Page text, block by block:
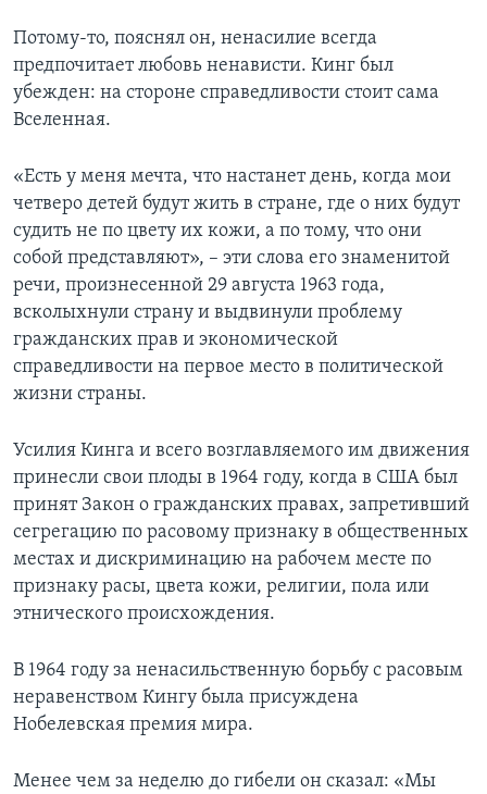
Потому-то, пояснял он, ненасилие всегда
предпочитает любовь ненависти. Кинг был
убежден: на стороне справедливости стоит сама
Вселенная.
«Есть у меня мечта, что настанет день, когда мои
четверо детей будут жить в стране, где о них будут
судить не по цвету их кожи, а по тому, что они
собой представляют», – эти слова его знаменитой
речи, произнесенной 29 августа 1963 года,
всколыхнули страну и выдвинули проблему
гражданских прав и экономической
справедливости на первое место в политической
жизни страны.
Усилия Кинга и всего возглавляемого им движения
принесли свои плоды в 1964 году, когда в США был
принят Закон о гражданских правах, запретивший
сегрегацию по расовому признаку в общественных
местах и дискриминацию на рабочем месте по
признаку расы, цвета кожи, религии, пола или
этнического происхождения.
В 1964 году за ненасильственную борьбу с расовым
неравенством Кингу была присуждена
Нобелевская премия мира.
Менее чем за неделю до гибели он сказал: «Мы